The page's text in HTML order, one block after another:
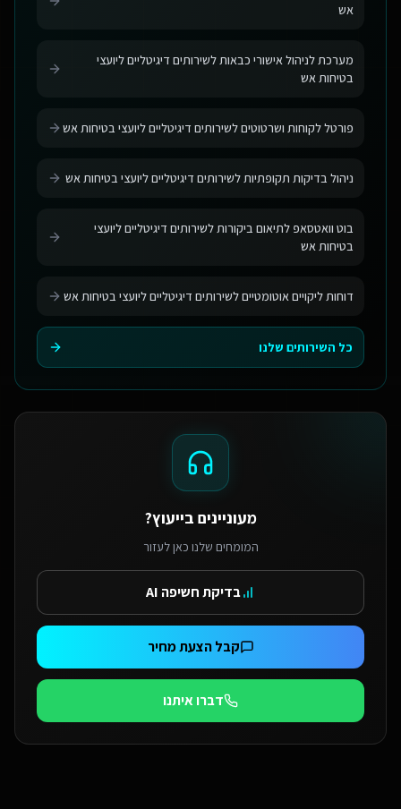
אש
מערכת לניהול אישורי כבאות לשירותים דיגיטליים ליועצי
בטיחות אש
פורטל לקוחות ושרטוטים לשירותים דיגיטליים ליועצי בטיחות אש
ניהול בדיקות תקופתיות לשירותים דיגיטליים ליועצי בטיחות אש
בוט וואטסאפ לתיאום ביקורות לשירותים דיגיטליים ליועצי
בטיחות אש
דוחות ליקויים אוטומטיים לשירותים דיגיטליים ליועצי בטיחות אש
כל השירותים שלנו
מעוניינים בייעוץ?
המומחים שלנו כאן לעזור
בדיקת חשיפה AI
קבל הצעת מחיר
דברו איתנו